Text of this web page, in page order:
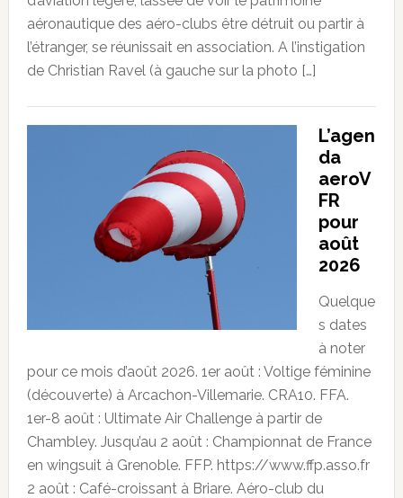
aéronautique des aéro-clubs être détruit ou partir à
l’étranger, se réunissait en association. A l’instigation
de Christian Ravel (à gauche sur la photo […]
L’agen
da
aeroV
FR
pour
août
2026
Quelque
s dates
à noter
pour ce mois d’août 2026. 1er août : Voltige féminine
(découverte) à Arcachon-Villemarie. CRA10. FFA.
1er-8 août : Ultimate Air Challenge à partir de
Chambley. Jusqu’au 2 août : Championnat de France
en wingsuit à Grenoble. FFP. https://www.ffp.asso.fr
2 août : Café-croissant à Briare. Aéro-club du